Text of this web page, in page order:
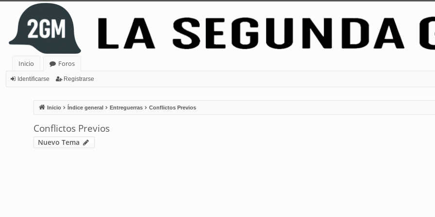
Inicio
Foros
Identificarse Registrarse
Inicio Índice general Entreguerras Conflictos Previos
Conflictos Previos
Nuevo Tema